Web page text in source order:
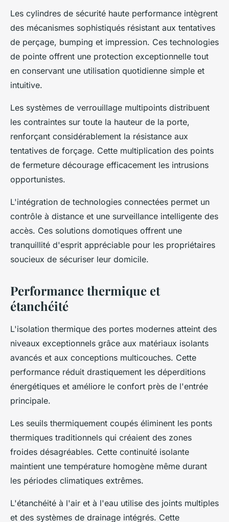
Les cylindres de sécurité haute performance intègrent
des mécanismes sophistiqués résistant aux tentatives
de perçage, bumping et impression. Ces technologies
de pointe offrent une protection exceptionnelle tout
en conservant une utilisation quotidienne simple et
intuitive.
Les systèmes de verrouillage multipoints distribuent
les contraintes sur toute la hauteur de la porte,
renforçant considérablement la résistance aux
tentatives de forçage. Cette multiplication des points
de fermeture décourage efficacement les intrusions
opportunistes.
L'intégration de technologies connectées permet un
contrôle à distance et une surveillance intelligente des
accès. Ces solutions domotiques offrent une
tranquillité d'esprit appréciable pour les propriétaires
soucieux de sécuriser leur domicile.
Performance thermique et
étanchéité
L'isolation thermique des portes modernes atteint des
niveaux exceptionnels grâce aux matériaux isolants
avancés et aux conceptions multicouches. Cette
performance réduit drastiquement les déperditions
énergétiques et améliore le confort près de l'entrée
principale.
Les seuils thermiquement coupés éliminent les ponts
thermiques traditionnels qui créaient des zones
froides désagréables. Cette continuité isolante
maintient une température homogène même durant
les périodes climatiques extrêmes.
L'étanchéité à l'air et à l'eau utilise des joints multiples
et des systèmes de drainage intégrés. Cette